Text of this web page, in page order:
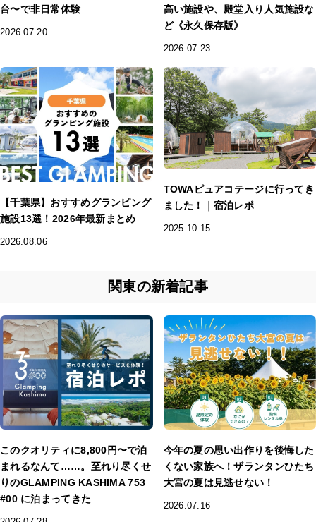
台〜で非日常体験
2026.07.20
高い施設や、殿堂入り人気施設な
ど《永久保存版》
2026.07.23
【千葉県】おすすめグランピング
施設13選！2026年最新まとめ
2026.08.06
TOWAピュアコテージに行ってき
ました！｜宿泊レポ
2025.10.15
関東の新着記事
このクオリティに8,800円〜で泊
まれるなんて……。至れり尽くせ
りのGLAMPING KASHIMA 753
#00 に泊まってきた
今年の夏の思い出作りを後悔した
くない家族へ！ザランタンひたち
大宮の夏は見逃せない！
2026.07.16